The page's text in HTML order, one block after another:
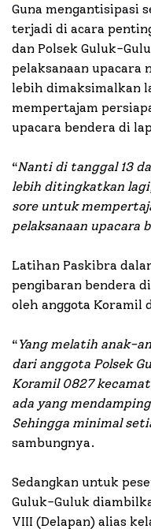
Guna mengantisipasi
terjadi di acara
dan Polsek Guluk-
pelaksanaan upacara
lebih dimaksimalkan
mempertajam
upacara bendera di
“Nanti di tanggal 13
lebih ditingkatkan
sore untuk
pelaksanaan upacara
Latihan Paskibra
pengibaran bendera
oleh anggota Koramil
“Yang melatih anak-
dari anggota Polsek
Koramil 0827
ada yang
Sehingga minimal
sambungnya.
Sedangkan untuk
Guluk-Guluk
VIII (Delapan) alias